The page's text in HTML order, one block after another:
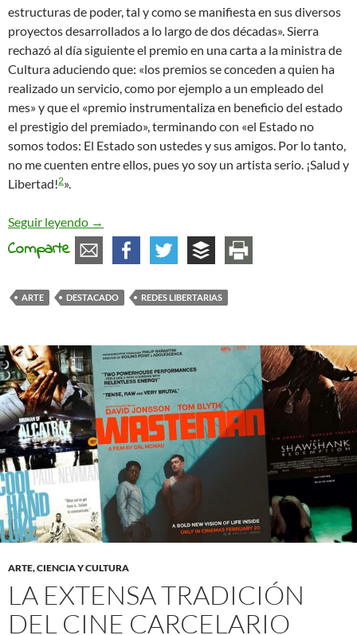
estructuras de poder, tal y como se manifiesta en sus diversos
proyectos desarrollados a lo largo de dos décadas». Sierra
rechazó al día siguiente el premio en una carta a la ministra de
Cultura aduciendo que: «los premios se conceden a quien ha
realizado un servicio, como por ejemplo a un empleado del
mes» y que el «premio instrumentaliza en beneficio del estado
el prestigio del premiado», terminando con «el Estado no
somos todos: El Estado son ustedes y sus amigos. Por lo tanto,
no me cuenten entre ellos, pues yo soy un artista serio. ¡Salud y
Libertad!2».
Seguir leyendo Entrevista a Santiago Sierra: «Símbolo
→
Comparte
ARTE DESTACADO REDES LIBERTARIAS
ARTE, CIENCIA Y CULTURA
LA EXTENSA TRADICIÓN
DEL CINE CARCELARIO